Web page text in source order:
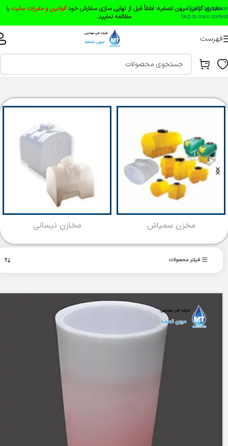
Skip to navigation
Skip to main content
مشتری گرامی میهن تصفیه: لطفاً قبل از نهایی سازی سفارش خودقوانین و مقررات سایت را
مطالعه نمایید.
فهرست
تی سی پی دکور آبنما
مخزن سمپاش مخازن نیسانی
فیلتر محصولات